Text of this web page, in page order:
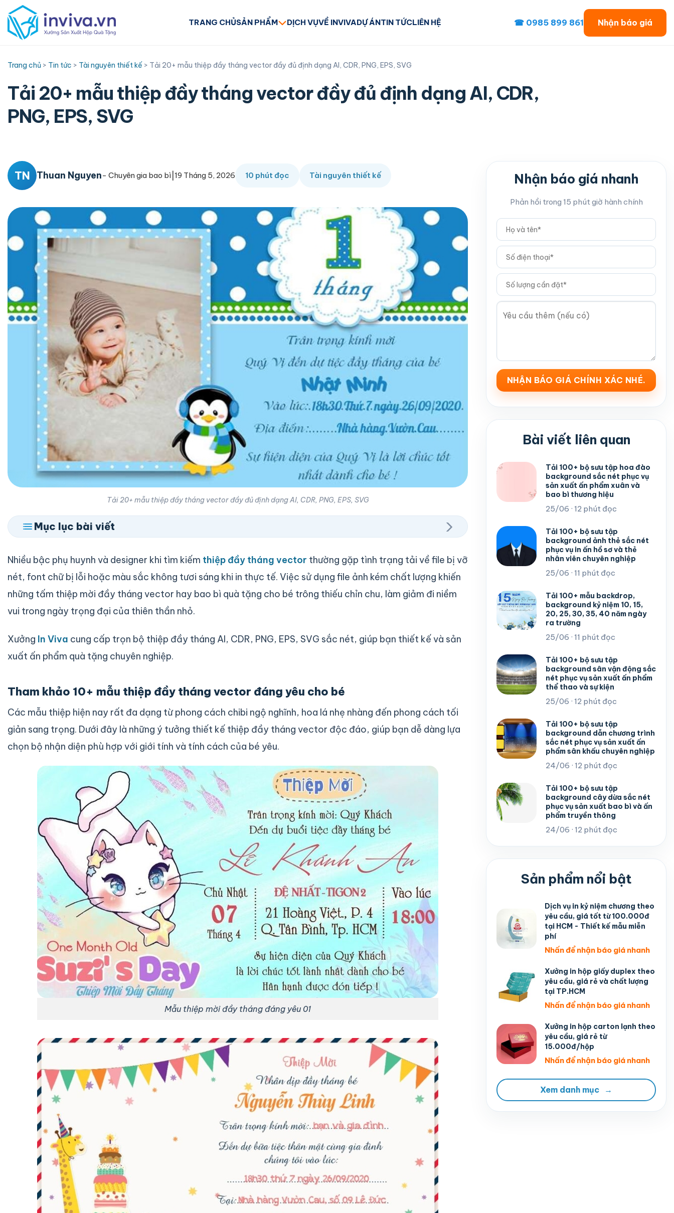
to
content
TRANG CHỦSẢN PHẨM DỊCH VỤVỀ INVIVADỰ ÁNTIN TỨCLIÊN HỆ ☎ 0985 899 861 Nhận báo giá
Trang chủ > Tin tức > Tài nguyên thiết kế > Tải 20+ mẫu thiệp đầy tháng vector đầy đủ định dạng AI, CDR, PNG, EPS, SVG
Tải 20+ mẫu thiệp đầy tháng vector đầy đủ định dạng AI, CDR,
PNG, EPS, SVG
TN Thuan Nguyen- Chuyên gia bao bì 19 Tháng 5, 2026 10 phút đọc Tài nguyên thiết kế
Tải 20+ mẫu thiệp đầy tháng vector đầy đủ định dạng AI, CDR, PNG, EPS, SVG
Mục lục bài viết ›
Nhiều bậc phụ huynh và designer khi tìm kiếm thiệp đầy tháng vector thường gặp tình trạng tải về file bị vỡ
nét, font chữ bị lỗi hoặc màu sắc không tươi sáng khi in thực tế. Việc sử dụng file ảnh kém chất lượng khiến
những tấm thiệp mời đầy tháng vector hay bao bì quà tặng cho bé trông thiếu chỉn chu, làm giảm đi niềm
vui trong ngày trọng đại của thiên thần nhỏ.
Xưởng In Viva cung cấp trọn bộ thiệp đầy tháng AI, CDR, PNG, EPS, SVG sắc nét, giúp bạn thiết kế và sản
xuất ấn phẩm quà tặng chuyên nghiệp.
Tham khảo 10+ mẫu thiệp đầy tháng vector đáng yêu cho bé
Các mẫu thiệp hiện nay rất đa dạng từ phong cách chibi ngộ nghĩnh, hoa lá nhẹ nhàng đến phong cách tối
giản sang trọng. Dưới đây là những ý tưởng thiết kế thiệp đầy tháng vector độc đáo, giúp bạn dễ dàng lựa
chọn bộ nhận diện phù hợp với giới tính và tính cách của bé yêu.
Mẫu thiệp mời đầy tháng đáng yêu 01
Nhận báo giá nhanh
Phản hồi trong 15 phút giờ hành chính
Bài viết liên quan
Tải 100+ bộ sưu tập hoa đào
background sắc nét phục vụ
sản xuất ấn phẩm xuân và
bao bì thương hiệu
25/06 · 12 phút đọc
Tải 100+ bộ sưu tập
background ảnh thẻ sắc nét
phục vụ in ấn hồ sơ và thẻ
nhân viên chuyên nghiệp
25/06 · 11 phút đọc
Tải 100+ mẫu backdrop,
background kỷ niệm 10, 15,
20, 25, 30, 35, 40 năm ngày
ra trường
25/06 · 11 phút đọc
Tải 100+ bộ sưu tập
background sân vận động sắc
nét phục vụ sản xuất ấn phẩm
thể thao và sự kiện
25/06 · 12 phút đọc
Tải 100+ bộ sưu tập
background dẫn chương trình
sắc nét phục vụ sản xuất ấn
phẩm sân khấu chuyên nghiệp
24/06 · 12 phút đọc
Tải 100+ bộ sưu tập
background cây dừa sắc nét
phục vụ sản xuất bao bì và ấn
phẩm truyền thông
24/06 · 12 phút đọc
Sản phẩm nổi bật
Dịch vụ in kỷ niệm chương theo
yêu cầu, giá tốt từ 100.000đ
tại HCM - Thiết kế mẫu miễn
phí
Nhấn để nhận báo giá nhanh
Xưởng in hộp giấy duplex theo
yêu cầu, giá rẻ và chất lượng
tại TP.HCM
Nhấn để nhận báo giá nhanh
Xưởng in hộp carton lạnh theo
yêu cầu, giá rẻ từ
15.000đ/hộp
Nhấn để nhận báo giá nhanh
Xem danh mục →